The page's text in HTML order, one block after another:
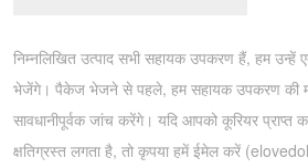
निम्नलिखित उत्पाद सभी सहायक उपकरण हैं, हम
भेजेंगे। पैकेज भेजने से पहले, हम सहायक उपकरण की
सावधानीपूर्वक जांच करेंगे। यदि आपको कूरियर प्राप्त
क्षतिग्रस्त लगता है, तो कृपया हमें ईमेल करें (